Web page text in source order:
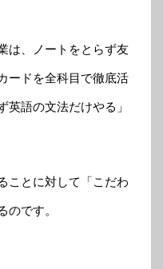
は、ノートをとらず友
ードを全科目で徹底活
英語の文法だけやる」
ことに対して「こだわ
のです。